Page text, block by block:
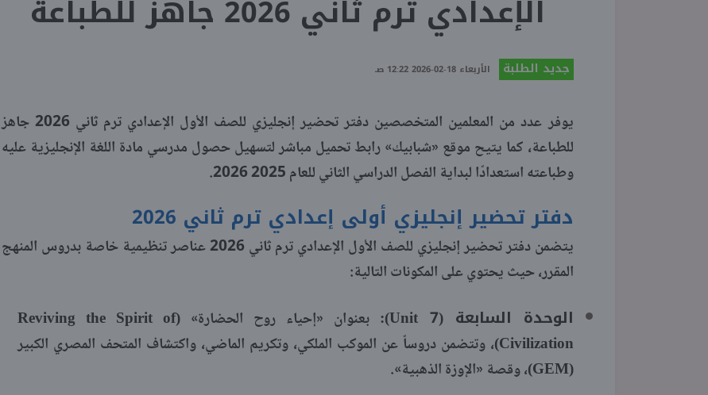
الإعدادي ترم ثاني 2026 جاهز للطباعة
جديد الطلبة الأربعاء 18-02-2026 12:22 صـ
يوفر عدد من المعلمين المتخصصين دفتر تحضير إنجليزي للصف الأول الإعدادي ترم ثاني 2026 جاهز
للطباعة، كما يتيح موقع «شبابيك» رابط تحميل مباشر لتسهيل حصول مدرسي مادة اللغة الإنجليزية عليه
وطباعته استعدادًا لبداية الفصل الدراسي الثاني للعام 2025 2026.
دفتر تحضير إنجليزي أولى إعدادي ترم ثاني 2026
يتضمن دفتر تحضير إنجليزي للصف الأول الإعدادي ترم ثاني 2026 عناصر تنظيمية خاصة بدروس المنهج
المقرر، حيث يحتوي على المكونات التالية:
الوحدة السابعة (Unit 7):
بعنوان «إحياء روح الحضارة» (Reviving the Spirit of
Civilization)، وتتضمن دروساً عن الموكب الملكي، وتكريم الماضي، واكتشاف المتحف المصري الكبير
(GEM)، وقصة «الإوزة الذهبية».